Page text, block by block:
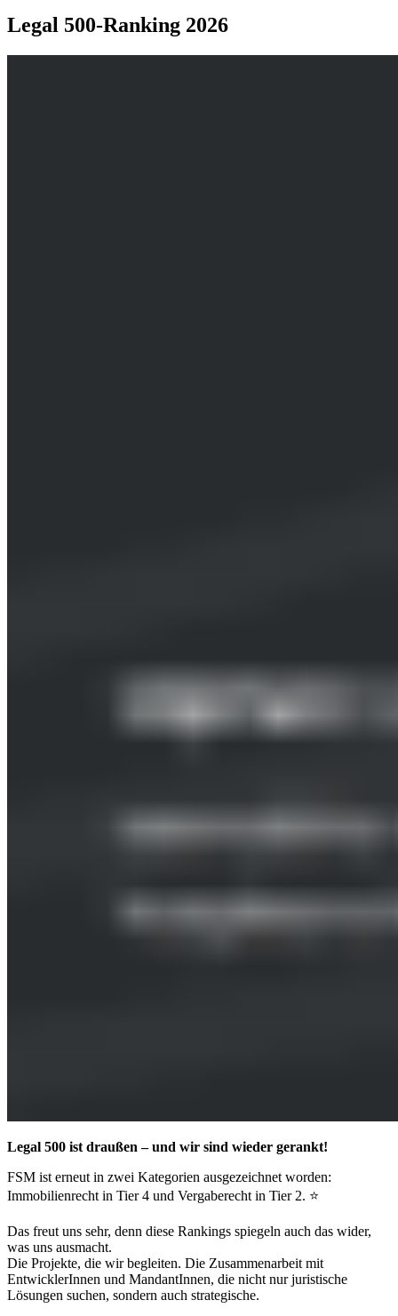
Legal 500-Ranking 2026
Legal 500 ist draußen – und wir sind wieder gerankt!
FSM ist erneut in zwei Kategorien ausgezeichnet worden:
Immobilienrecht in Tier 4 und Vergaberecht in Tier 2. ⭐
Das freut uns sehr, denn diese Rankings spiegeln auch das wider,
was uns ausmacht.
Die Projekte, die wir begleiten. Die Zusammenarbeit mit
EntwicklerInnen und MandantInnen, die nicht nur juristische
Lösungen suchen, sondern auch strategische.